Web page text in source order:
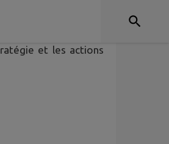
et les actions